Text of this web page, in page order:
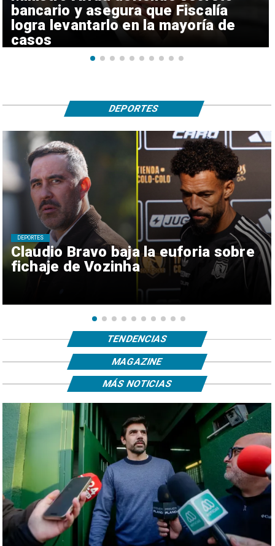
bancario y asegura que Fiscalía
logra levantarlo en la mayoría de
casos
Claudio Bravo baja la euforia sobre
fichaje de Vozinha
DEPORTES
DEPORTES
TENDENCIAS
MAGAZINE
MÁS NOTICIAS